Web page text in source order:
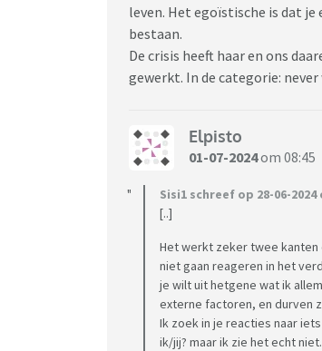
Please geen verwijten ik
leven. Het egoïstische is dat
bestaan.
De crisis heeft haar en ons
gewerkt. In de categorie: never
Elpisto
01-07-2024om 08:45
Sisi1 schreef op 28-06-2024
[..]
Het werkt zeker twee kanten
niet gaan reageren in het
je wilt uit hetgene wat ik
externe factoren, en durven
Ik zoek in je reacties naar
ik/jij? maar ik zie het echt